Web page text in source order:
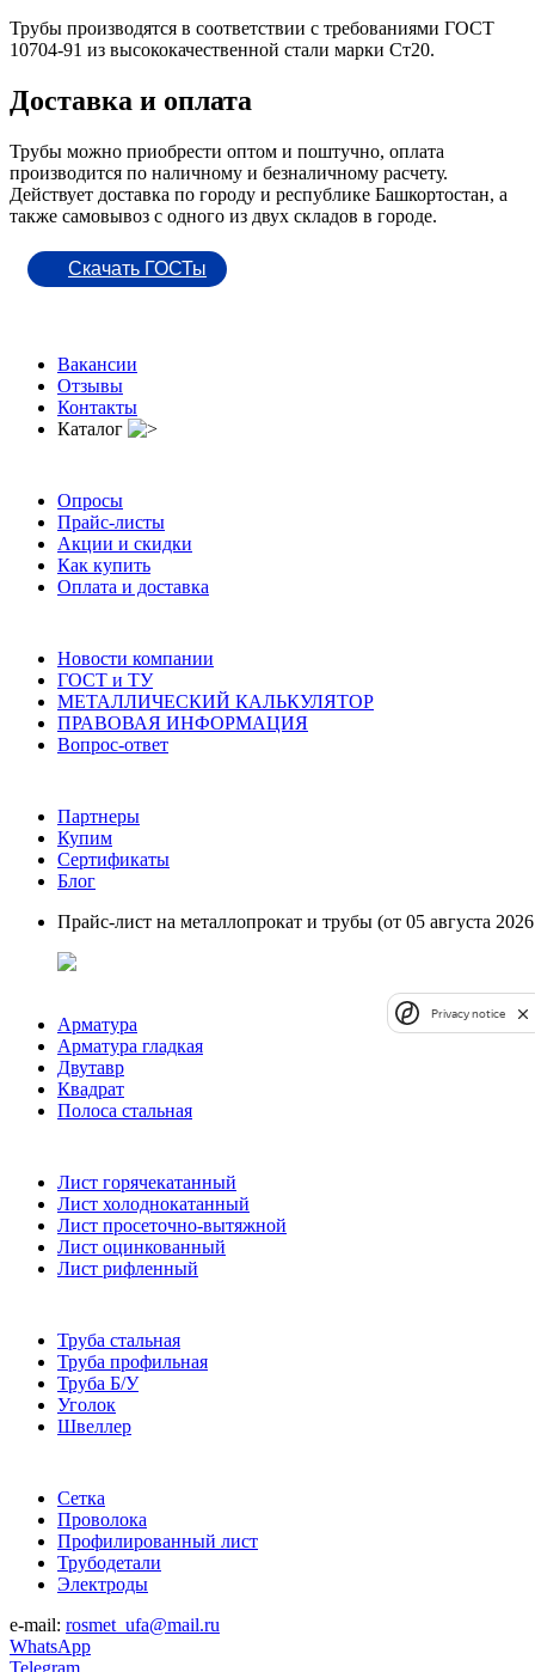
Трубы производятся в соответствии с требованиями ГОСТ
10704-91 из высококачественной стали марки Ст20.
Доставка и оплата
Трубы можно приобрести оптом и поштучно, оплата
производится по наличному и безналичному расчету.
Действует доставка по городу и республике Башкортостан, а
также самовывоз с одного из двух складов в городе.
Скачать ГОСТы
Вакансии
Отзывы
Контакты
Каталог
Опросы
Прайс-листы
Акции и скидки
Как купить
Оплата и доставка
Новости компании
ГОСТ и ТУ
МЕТАЛЛИЧЕСКИЙ КАЛЬКУЛЯТОР
ПРАВОВАЯ ИНФОРМАЦИЯ
Вопрос-ответ
Партнеры
Купим
Сертификаты
Блог
Прайс-лист на металлопрокат и трубы (от 05 августа 2026
Арматура
Арматура гладкая
Двутавр
Квадрат
Полоса стальная
Лист горячекатанный
Лист холоднокатанный
Лист просеточно-вытяжной
Лист оцинкованный
Лист рифленный
Труба стальная
Труба профильная
Труба Б/У
Уголок
Швеллер
Сетка
Проволока
Профилированный лист
Трубодетали
Электроды
e-mail: rosmet_ufa@mail.ru
WhatsApp
Telegram
Privacy notice